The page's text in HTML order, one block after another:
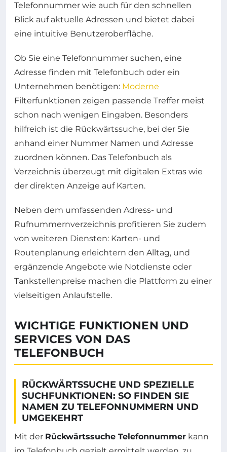
Telefonnummer wie auch für den schnellen
Blick auf aktuelle Adressen und bietet dabei
eine intuitive Benutzeroberfläche.
Ob Sie eine Telefonnummer suchen, eine
Adresse finden mit Telefonbuch oder ein
Unternehmen benötigen: Moderne
Filterfunktionen zeigen passende Treffer meist
schon nach wenigen Eingaben. Besonders
hilfreich ist die Rückwärtssuche, bei der Sie
anhand einer Nummer Namen und Adresse
zuordnen können. Das Telefonbuch als
Verzeichnis überzeugt mit digitalen Extras wie
der direkten Anzeige auf Karten.
Neben dem umfassenden Adress- und
Rufnummernverzeichnis profitieren Sie zudem
von weiteren Diensten: Karten- und
Routenplanung erleichtern den Alltag, und
ergänzende Angebote wie Notdienste oder
Tankstellenpreise machen die Plattform zu einer
vielseitigen Anlaufstelle.
WICHTIGE FUNKTIONEN UND
SERVICES VON DAS
TELEFONBUCH
RÜCKWÄRTSSUCHE UND SPEZIELLE
SUCHFUNKTIONEN: SO FINDEN SIE
NAMEN ZU TELEFONNUMMERN UND
UMGEKEHRT
Mit der Rückwärtssuche Telefonnummer kann